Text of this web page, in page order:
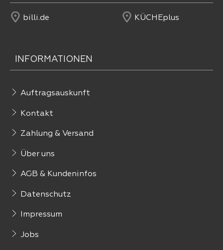
billi.de KÜCHEplus
INFORMATIONEN
Auftragsauskunft
Kontakt
Zahlung & Versand
Über uns
AGB & Kundeninfos
Datenschutz
Impressum
Jobs